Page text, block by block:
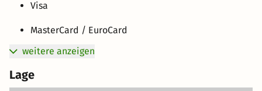
Visa
MasterCard / EuroCard
weitere anzeigen
Lage